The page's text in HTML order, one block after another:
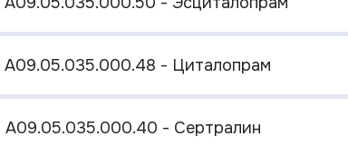
- Циталопрам
- Сертралин